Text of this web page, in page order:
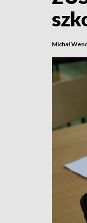
Michał